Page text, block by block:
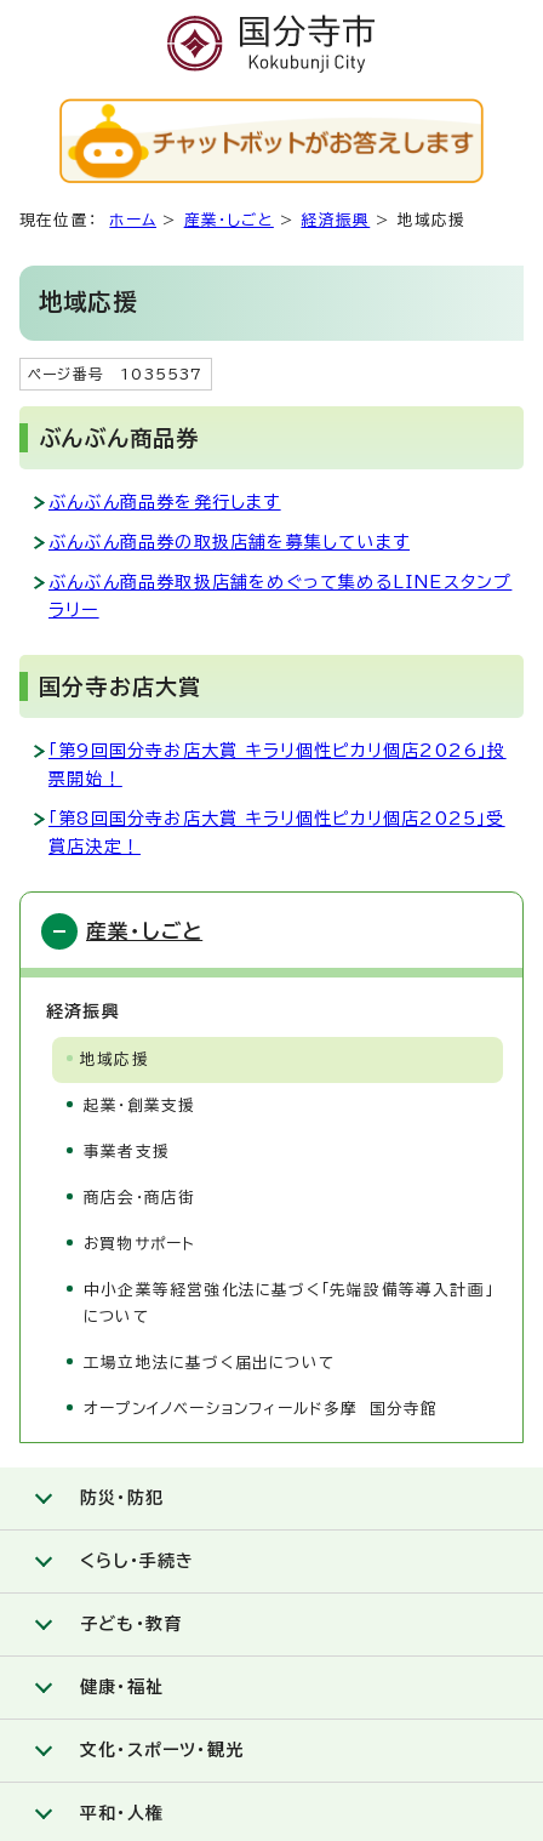
現在位置： ホーム > 産業・しごと >経済振興 > 地域応援
地域応援
ページ番号 1035537
ぶんぶん商品券
ぶんぶん商品券を発行します
ぶんぶん商品券の取扱店舗を募集しています
ぶんぶん商品券取扱店舗をめぐって集めるLINEスタンプ
ラリー
国分寺お店大賞
「第9回国分寺お店大賞 キラリ個性ピカリ個店2026」投
票開始！
「第8回国分寺お店大賞 キラリ個性ピカリ個店2025」受
賞店決定！
産業・しごと
経済振興
地域応援
起業・創業支援
事業者支援
商店会・商店街
お買物サポート
中小企業等経営強化法に基づく「先端設備等導入計画」
について
工場立地法に基づく届出について
オープンイノベーションフィールド多摩 国分寺館
防災・防犯
くらし・手続き
子ども・教育
健康・福祉
文化・スポーツ・観光
平和・人権